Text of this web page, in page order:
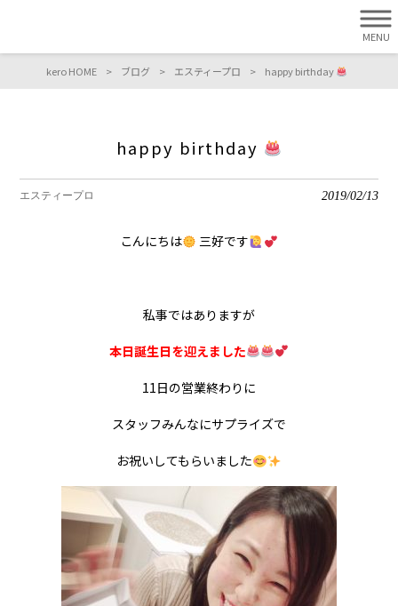
MENU
kero HOME > ブログ > エスティープロ > happy birthday
happy birthday
エスティープロ 2019/02/13
こんにちは 三好です
私事ではありますが
本日誕生日を迎えました
11日の営業終わりに
スタッフみんなにサプライズで
お祝いしてもらいました